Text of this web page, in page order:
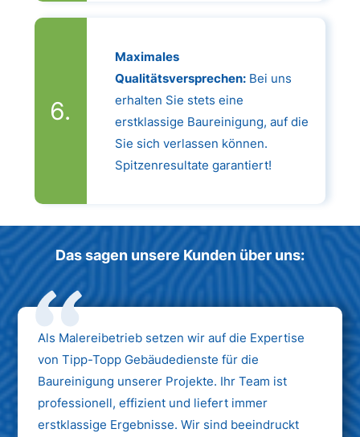
Maximales
Qualitätsversprechen:Bei uns
erhalten Sie stets eine
erstklassige Baureinigung, auf die
Sie sich verlassen können.
Spitzenresultate garantiert!
Das sagen unsere Kunden über uns:
Als Malereibetrieb setzen wir auf die Expertise
von Tipp-Topp Gebäudedienste für die
Baureinigung unserer Projekte. Ihr Team ist
professionell, effizient und liefert immer
erstklassige Ergebnisse. Wir sind beeindruckt